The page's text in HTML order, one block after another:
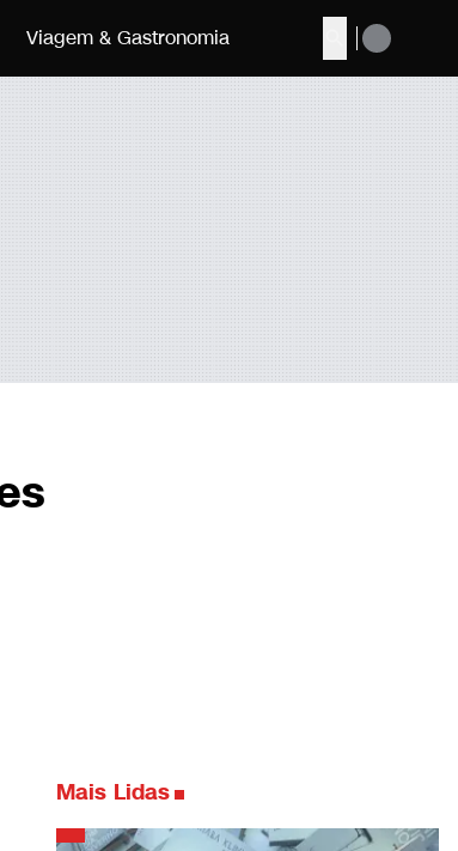
Buscar
Viagem & Gastronomia
Mais Lidas